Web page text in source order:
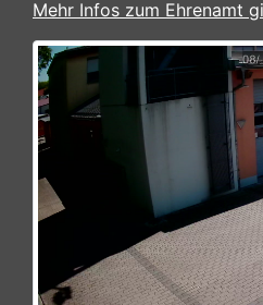
Mehr Infos zum Ehrenamt